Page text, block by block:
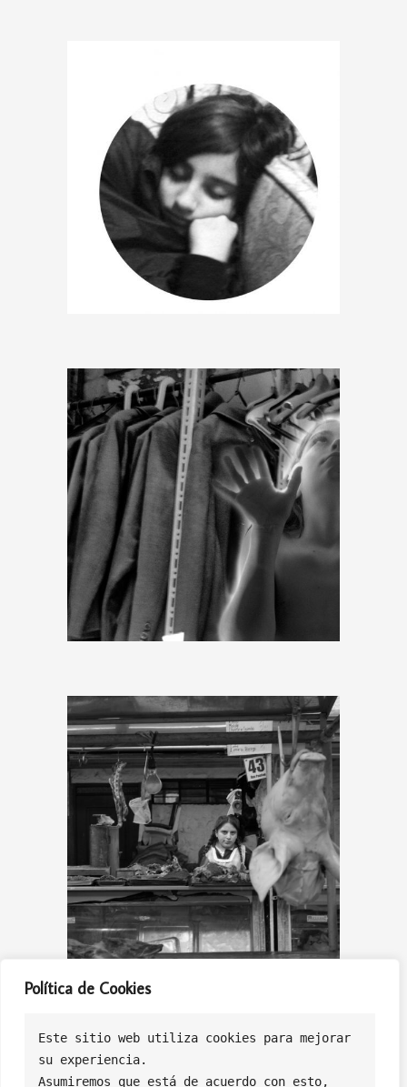
Política de Cookies
Este sitio web utiliza cookies para mejorar
su experiencia.
Asumiremos que está de acuerdo con esto,